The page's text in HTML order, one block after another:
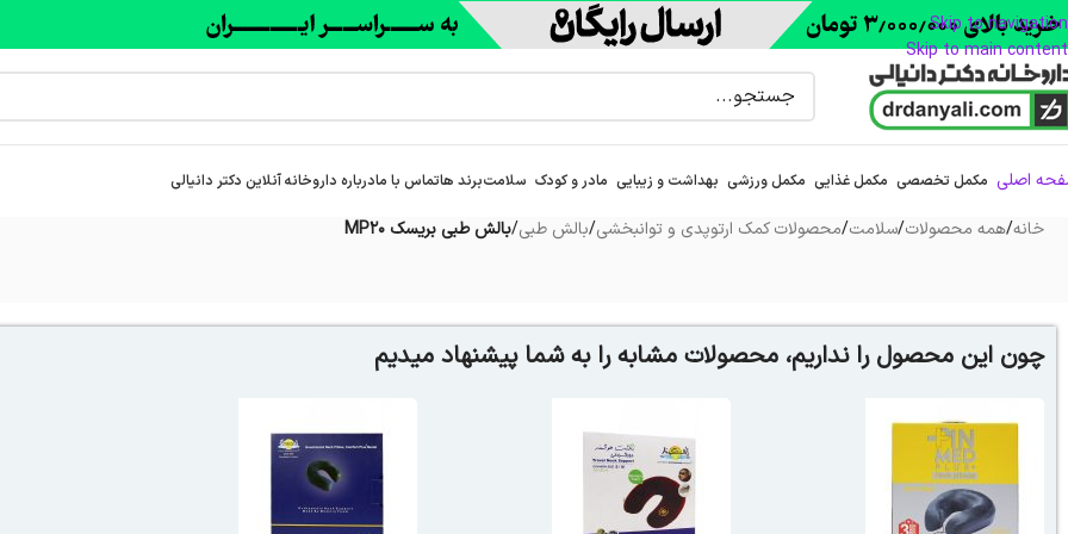
Skip to navigation
Skip to main content
اصلی مکمل تخصصی مکمل غذایی مکمل ورزشی بهداشت و زیبایی مادر و کودک سلامتبرند هاتماس با مادرباره‌ داروخانه آنلاین دکتر دانیالی
خانه/همه محصولات/سلامت/محصولات کمک ارتوپدی و توانبخشی/بالش طبی/بالش طبی بریسک MP20
چون این محصول را نداریم، محصولات مشابه را به شما پیشنهاد میدیم